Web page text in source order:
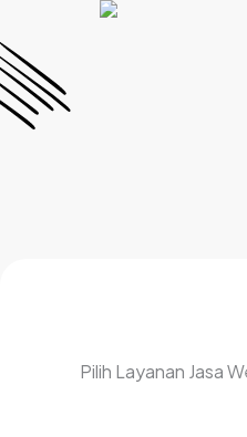
Pilih Layanan Jasa